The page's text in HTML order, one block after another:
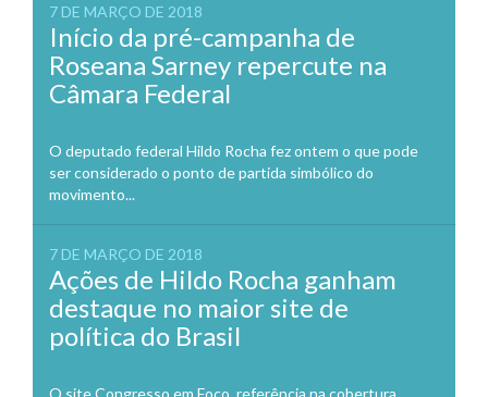
7 DE MARÇO DE 2018
Início da pré-campanha de
Roseana Sarney repercute na
Câmara Federal
O deputado federal Hildo Rocha fez ontem o que pode
ser considerado o ponto de partida simbólico do
movimento...
7 DE MARÇO DE 2018
Ações de Hildo Rocha ganham
destaque no maior site de
política do Brasil
O site Congresso em Foco, referência na cobertura